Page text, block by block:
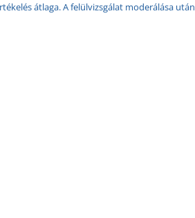
átlaga. A felülvizsgálat moderálása után